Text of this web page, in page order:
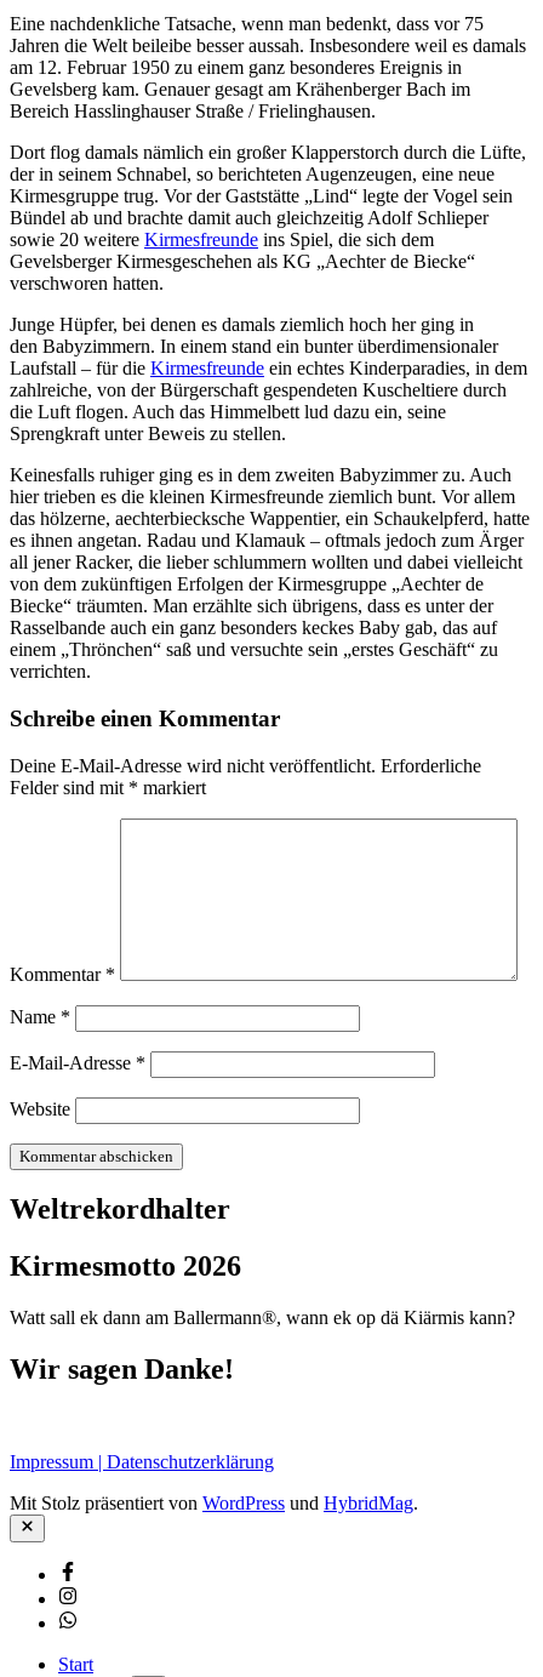
Eine nachdenkliche Tatsache, wenn man bedenkt, dass vor 75
Jahren die Welt beileibe besser aussah. Insbesondere weil es damals
am 12. Februar 1950 zu einem ganz besonderes Ereignis in
Gevelsberg kam. Genauer gesagt am Krähenberger Bach im
Bereich Hasslinghauser Straße / Frielinghausen.
Dort flog damals nämlich ein großer Klapperstorch durch die Lüfte,
der in seinem Schnabel, so berichteten Augenzeugen, eine neue
Kirmesgruppe trug. Vor der Gaststätte „Lind“ legte der Vogel sein
Bündel ab und brachte damit auch gleichzeitig Adolf Schlieper
sowie 20 weitere Kirmesfreunde ins Spiel, die sich dem
Gevelsberger Kirmesgeschehen als KG „Aechter de Biecke“
verschworen hatten.
Junge Hüpfer, bei denen es damals ziemlich hoch her ging in
den Babyzimmern. In einem stand ein bunter überdimensionaler
Laufstall – für die Kirmesfreunde ein echtes Kinderparadies, in dem
zahlreiche, von der Bürgerschaft gespendeten Kuscheltiere durch
die Luft flogen. Auch das Himmelbett lud dazu ein, seine
Sprengkraft unter Beweis zu stellen.
Keinesfalls ruhiger ging es in dem zweiten Babyzimmer zu. Auch
hier trieben es die kleinen Kirmesfreunde ziemlich bunt. Vor allem
das hölzerne, aechterbiecksche Wappentier, ein Schaukelpferd, hatte
es ihnen angetan. Radau und Klamauk – oftmals jedoch zum Ärger
all jener Racker, die lieber schlummern wollten und dabei vielleicht
von dem zukünftigen Erfolgen der Kirmesgruppe „Aechter de
Biecke“ träumten. Man erzählte sich übrigens, dass es unter der
Rasselbande auch ein ganz besonders keckes Baby gab, das auf
einem „Thrönchen“ saß und versuchte sein „erstes Geschäft“ zu
verrichten.
Schreibe einen Kommentar
Deine E-Mail-Adresse wird nicht veröffentlicht. Erforderliche
Felder sind mit * markiert
Kommentar *
Name *
E-Mail-Adresse *
Website
Weltrekordhalter
Kirmesmotto 2026
Watt sall ek dann am Ballermann®, wann ek op dä Kiärmis kann?
Wir sagen Danke!
Impressum | Datenschutzerklärung
Mit Stolz präsentiert von WordPress und HybridMag.
Schließen
Facebook
Instagram
Whatsapp
Start